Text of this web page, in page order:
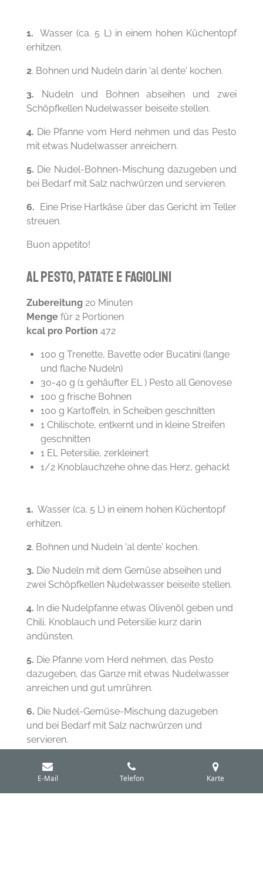
1. Wasser (ca. 5 L) in einem hohen Küchentopf
erhitzen.
2. Bohnen und Nudeln darin 'al dente' kochen.
3. Nudeln und Bohnen abseihen und zwei
Schöpfkellen Nudelwasser beiseite stellen.
4. Die Pfanne vom Herd nehmen und das Pesto
mit etwas Nudelwasser anreichern.
5. Die Nudel-Bohnen-Mischung dazugeben und
bei Bedarf mit Salz nachwürzen und servieren.
6.
Eine Prise Hartkäse über das Gericht im Teller
streuen.
Buon appetito!
al pesto, patate e fagiolini
Zubereitung 20 Minuten
Mengefür 2 Portionen
kcal pro Portion 472
100 g Trenette, Bavette oder Bucatini (lange
und flache Nudeln)
30-40 g (1 gehäufter EL ) Pesto all Genovese
100 g frische Bohnen
100 g Kartoffeln, in Scheiben geschnitten
1 Chilischote, entkernt und in kleine Streifen
geschnitten
1 EL Petersilie, zerkleinert
1/2 Knoblauchzehe ohne das Herz, gehackt
1. Wasser (ca. 5 L) in einem hohen Küchentopf
erhitzen.
2. Bohnen und Nudeln 'al dente' kochen.
3. Die Nudeln mit dem Gemüse abseihen und
zwei Schöpfkellen Nudelwasser beiseite stellen.
4. In die Nudelpfanne etwas Olivenöl geben und
Chili, Knoblauch und Petersilie kurz darin
andünsten.
5. Die Pfanne vom Herd nehmen, das Pesto
dazugeben, das Ganze mit etwas Nudelwasser
anreichen und gut umrühren.
6. Die Nudel-Gemüse-Mischung dazugeben
und bei Bedarf mit Salz nachwürzen und
servieren.
Eine Prise Hartkäse auf das Gericht im Teller
streuen.
E-Mail Telefon Karte